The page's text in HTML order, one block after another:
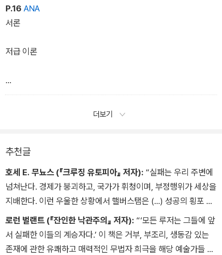
P.16 ANA
서론
저급 이론
대안은 무엇인가?
상이 깨지는 일에 익숙하다. 그런데 희망 다음에는 무엇이 오
는 걸까?
더보기
추천글
호세 E. 무뇨스 (『크루징 유토피아』 저자): “실패는 우리 주변에
넘쳐난다. 경제가 붕괴하고, 국가가 휘청이며, 부정행위가 세상을
지배한다. 이런 우울한 상황에서 핼버스탬은 (…) 성공의 횡포 바
깥에서 생각해볼 수 있게 한다. (…) 반직관적이고 예상치 못한 방
식으로 설득력 있는 이 책은 오늘날 우리의 비평적 지평을 제한하
는 수많은 장애물과 교착상태를 뚫고 나아간다.”
로런 벌랜트 (『잔인한 낙관주의』 저자): “‘모든 루저는 그들에 앞
서 실패한 이들의 계승자다.’ 이 책은 거부, 부조리, 생동감 있는
존재에 관한 유쾌하고 매력적인 무법자 희극을 해당 예술가들 편